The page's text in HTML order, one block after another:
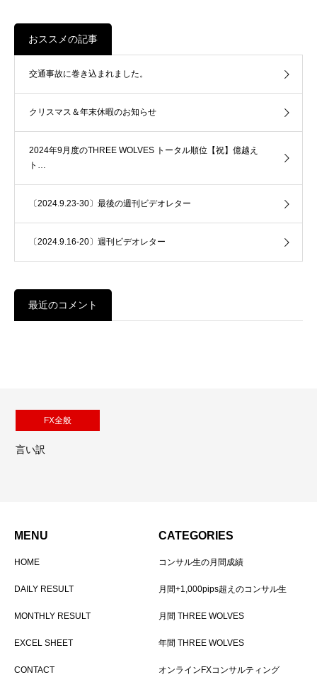
おススメの記事
交通事故に巻き込まれました。
クリスマス＆年末休暇のお知らせ
2024年9月度のTHREE WOLVES トータル順位【祝】億越え
ト…
〔2024.9.23-30〕最後の週刊ビデオレター
〔2024.9.16-20〕週刊ビデオレター
最近のコメント
FX全般
言い訳
MENU
HOME
DAILY RESULT
MONTHLY RESULT
EXCEL SHEET
CONTACT
CATEGORIES
コンサル生の月間成績
月間+1,000pips超えのコンサル生
月間 THREE WOLVES
年間 THREE WOLVES
オンラインFXコンサルティング